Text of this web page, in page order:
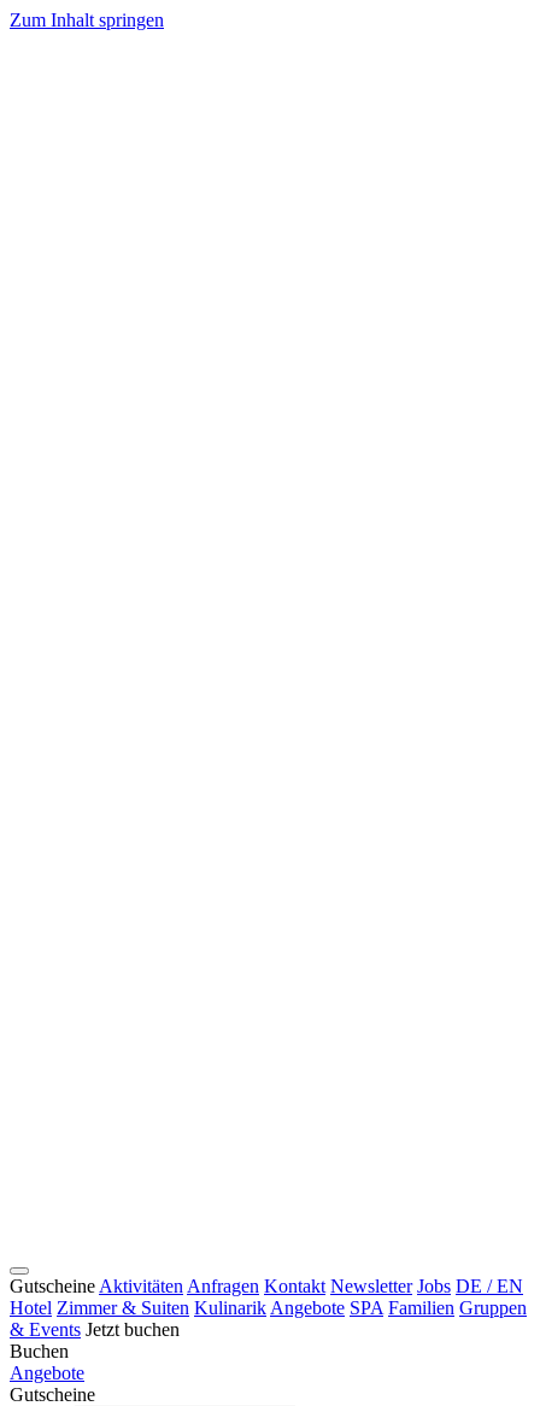
Zum Inhalt springen
Gutscheine Aktivitäten Anfragen Kontakt Newsletter Jobs DE / EN
Hotel Zimmer & Suiten Kulinarik Angebote SPA Familien Gruppen
& Events Jetzt buchen
Buchen
Angebote
Gutscheine